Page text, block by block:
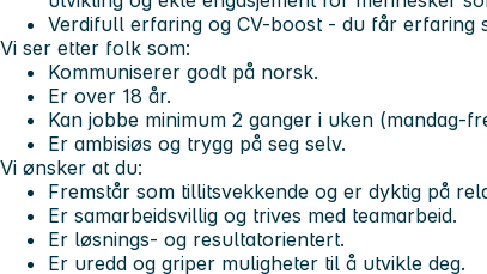
Verdifull erfaring og CV-boost - du får erfaring
Vi ser etter folk som:
Kommuniserer godt på norsk.
Er over 18 år.
Kan jobbe minimum 2 ganger i uken (mandag-
Er ambisiøs og trygg på seg selv.
Vi ønsker at du:
Fremstår som tillitsvekkende og er dyktig på
Er samarbeidsvillig og trives med teamarbeid.
Er løsnings- og resultatorientert.
Er uredd og griper muligheter til å utvikle deg.